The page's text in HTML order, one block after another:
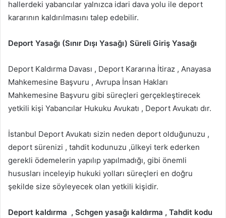
hallerdeki yabancılar yalnızca idari dava yolu ile deport
kararının kaldırılmasını talep edebilir.
Deport Yasağı (Sınır Dışı Yasağı) Süreli Giriş Yasağı
Deport Kaldırma Davası , Deport Kararına İtiraz , Anayasa
Mahkemesine Başvuru , Avrupa İnsan Hakları
Mahkemesine Başvuru gibi süreçleri gerçekleştirecek
yetkili kişi Yabancılar Hukuku Avukatı , Deport Avukatı dır.
İstanbul Deport Avukatı sizin neden deport olduğunuzu ,
deport sürenizi , tahdit kodunuzu ,ülkeyi terk ederken
gerekli ödemelerin yapılıp yapılmadığı, gibi önemli
hususları inceleyip hukuki yolları süreçleri en doğru
şekilde size söyleyecek olan yetkili kişidir.
Deport kaldırma , Schgen yasağı kaldırma , Tahdit kodu